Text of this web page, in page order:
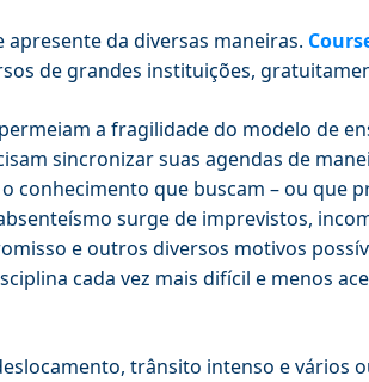
apresente da diversas maneiras.
de grandes instituições,
a fragilidade do modelo de
sincronizar suas agendas de
conhecimento que buscam – ou que
surge de imprevistos,
e outros diversos motivos
cada vez mais difícil e menos
trânsito intenso e vários